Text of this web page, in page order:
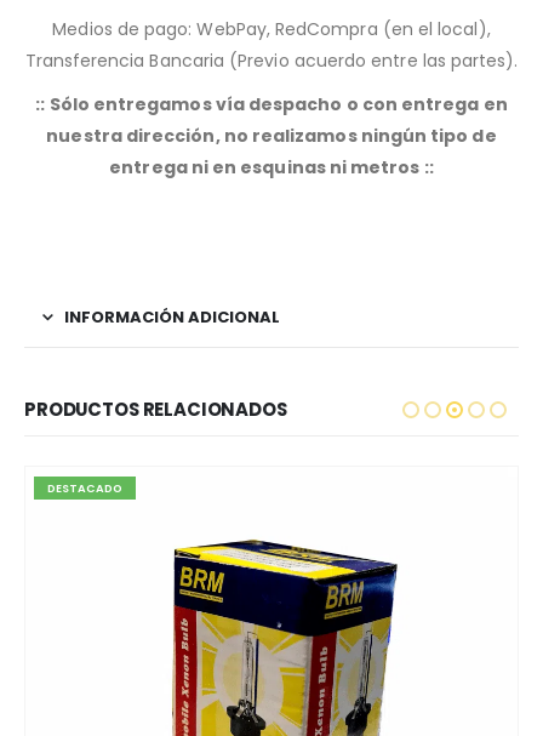
Medios de pago: WebPay, RedCompra (en el local),
Transferencia Bancaria (Previo acuerdo entre las partes).
:: Sólo entregamos vía despacho o con entrega en
nuestra dirección, no realizamos ningún tipo de
entrega ni en esquinas ni metros ::
INFORMACIÓN ADICIONAL
PRODUCTOS RELACIONADOS
DESTACADO